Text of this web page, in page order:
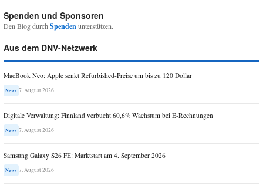
Spenden und Sponsoren
Den Blog durchSpendenunterstützen.
Aus dem DNV-Netzwerk
MacBook Neo: Apple senkt Refurbished-Preise um bis zu 120 Dollar
News 7. August 2026
Digitale Verwaltung: Finnland verbucht 60,6% Wachstum bei E-Rechnungen
News 7. August 2026
Samsung Galaxy S26 FE: Marktstart am 4. September 2026
News 7. August 2026